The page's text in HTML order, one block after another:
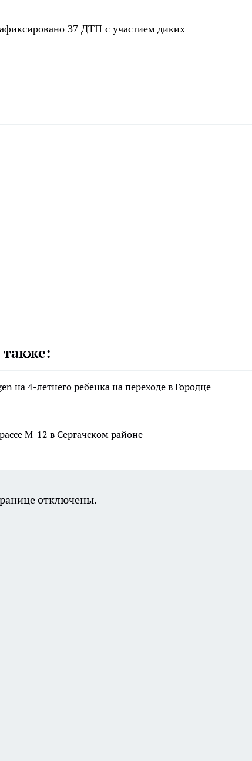
37 ДТП с участием диких
также:
на 4-летнего ребенка на переходе в Городце
М-12 в Сергачском районе
отключены.